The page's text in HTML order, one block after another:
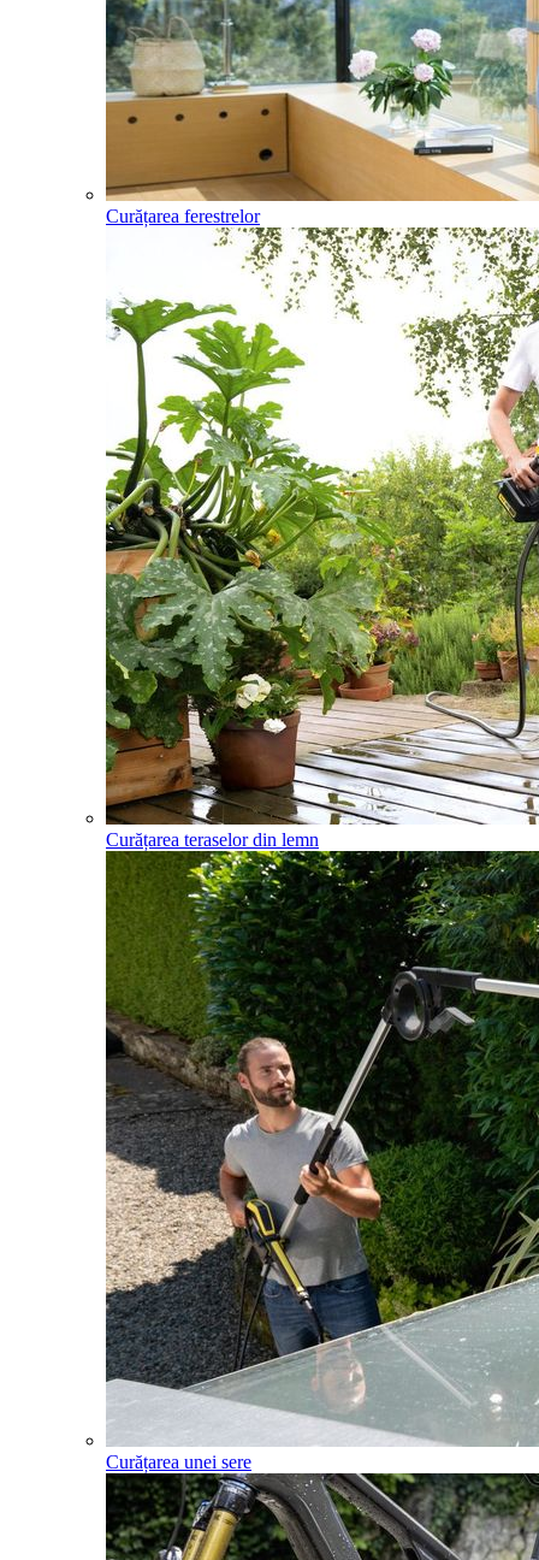
Curățarea ferestrelor
Curățarea teraselor din lemn
Curățarea unei sere